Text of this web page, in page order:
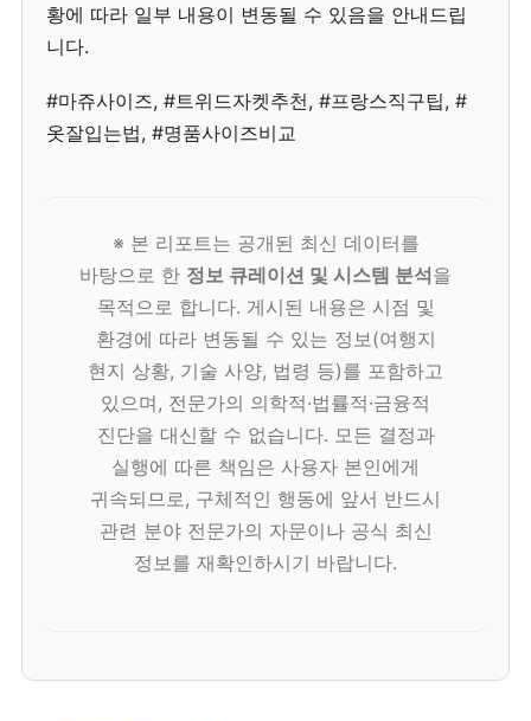
황에 따라 일부 내용이 변동될 수 있음을 안내드립
니다.
#마쥬사이즈, #트위드자켓추천, #프랑스직구팁, #
옷잘입는법, #명품사이즈비교
※ 본 리포트는 공개된 최신 데이터를
바탕으로 한 정보 큐레이션 및 시스템 분석을
목적으로 합니다. 게시된 내용은 시점 및
환경에 따라 변동될 수 있는 정보(여행지
현지 상황, 기술 사양, 법령 등)를 포함하고
있으며, 전문가의 의학적·법률적·금융적
진단을 대신할 수 없습니다. 모든 결정과
실행에 따른 책임은 사용자 본인에게
귀속되므로, 구체적인 행동에 앞서 반드시
관련 분야 전문가의 자문이나 공식 최신
정보를 재확인하시기 바랍니다.